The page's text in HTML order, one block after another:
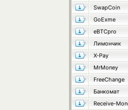
SwapCoin
GoExme
eBTCpro
Лимончик
X-Pay
MrMoney
FreeChange
Банкомат
Receive-